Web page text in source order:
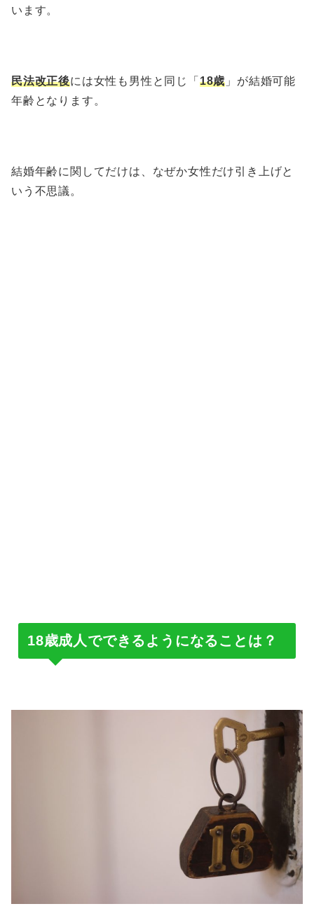
います。
民法改正後には女性も男性と同じ「 18歳 」が結婚可能
年齢となります。
結婚年齢に関してだけは、なぜか女性だけ引き上げと
いう不思議。
18歳成人でできるようになることは？